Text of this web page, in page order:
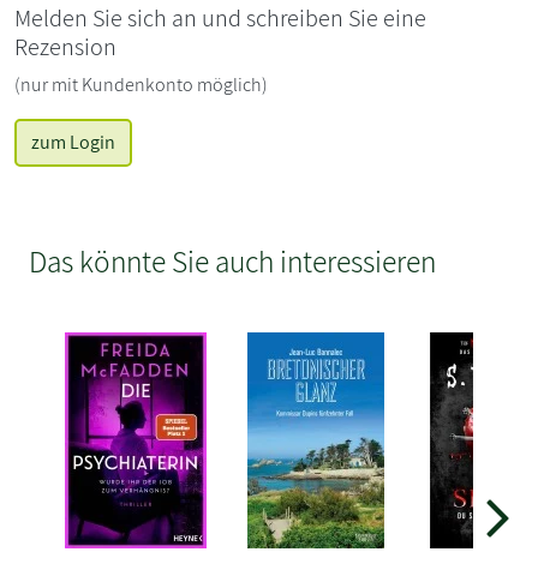
Melden Sie sich an und schreiben Sie eine
Rezension
(nur mit Kundenkonto möglich)
zum Login
Das könnte Sie auch interessieren